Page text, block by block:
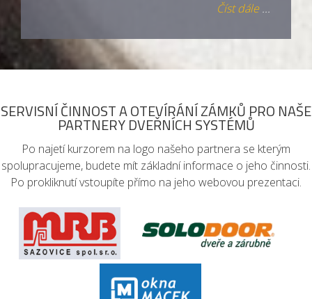
Číst dále...
SERVISNÍ ČINNOST A OTEVÍRÁNÍ ZÁMKŮ PRO NAŠE
PARTNERY DVEŘNÍCH SYSTÉMŮ
Po najetí kurzorem na logo našeho partnera se kterým
spolupracujeme, budete mít základní informace o jeho činnosti.
Po prokliknutí vstoupíte přímo na jeho webovou prezentaci.